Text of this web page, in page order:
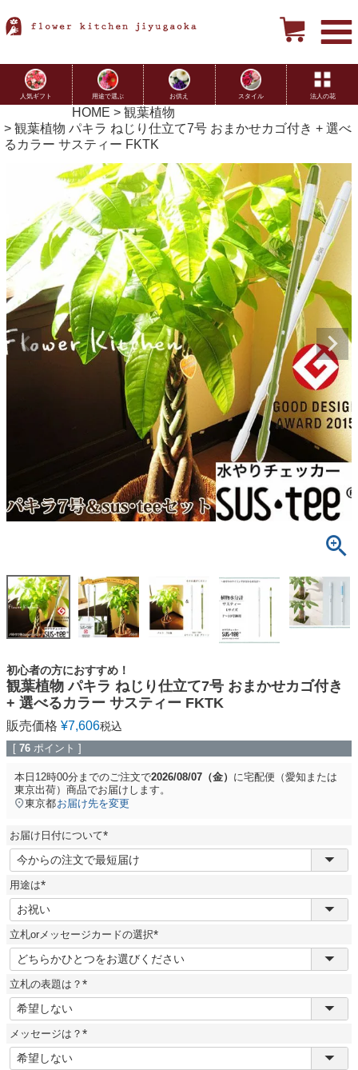
人気ギフト 用途で選ぶ お供え スタイル 法人の花
HOME
観葉植物
観葉植物 パキラ ねじり仕立て7号 おまかせカゴ付き + 選べ
るカラー サスティー FKTK
初心者の方におすすめ！
観葉植物 パキラ ねじり仕立て7号 おまかせカゴ付き
+ 選べるカラー サスティー FKTK
販売価格 ¥7,606税込
76 ポイント ]
本日 12時00分 までのご注文で2026/08/07（金） に宅配便（愛知または
東京出荷）商品でお届けします。
東京都お届け先を変更
お届け日付について
(
必
用途は
(
必
)
立札orメッセージカードの選択
(
必
立札の表題は？
(
)
メッセージは？
(